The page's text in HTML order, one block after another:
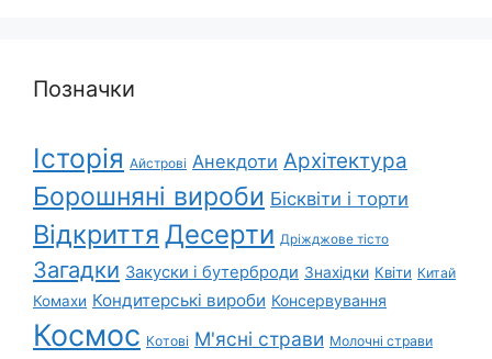
Позначки
Історія Айстрові Анекдоти Архітектура
Борошняні вироби Бісквіти і торти
Відкриття Десерти Дріжджове тісто
Загадки Закуски і бутерброди Знахідки Квіти Китай
Комахи Кондитерські вироби Консервування
Космос Котові М'ясні страви Молочні страви